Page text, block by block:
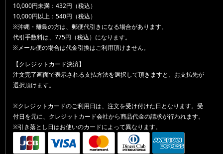
10,000円未満：432円（税込）
10,000円以上：540円（税込）
※沖縄・離島の方は、郵便代引きになる場合があります。
代引手数料は、775円（税込）になります。
※メール便の場合は代金引換はご利用頂けません。
【クレジットカード決済】
注文完了画面で表示される支払方法を選択して頂きますと、お支払先が
選択頂けます。
※クレジットカードのご利用日は、注文を受け付けた日となります。受
付日を元に、クレジットカード会社から商品代金の請求が行われます。
※引き落とし日はお使いのカードによって異なります。